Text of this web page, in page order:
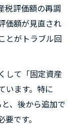
税評価額の再調
価額が見直され
とがトラブル回
して「固定資産
います。特に
、後から追加で
です。